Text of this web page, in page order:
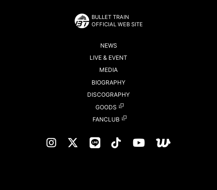
BULLET TRAIN
OFFICIAL WEB SITE
NEWS
LIVE & EVENT
MEDIA
BIOGRAPHY
DISCOGRAPHY
GOODS
FANCLUB